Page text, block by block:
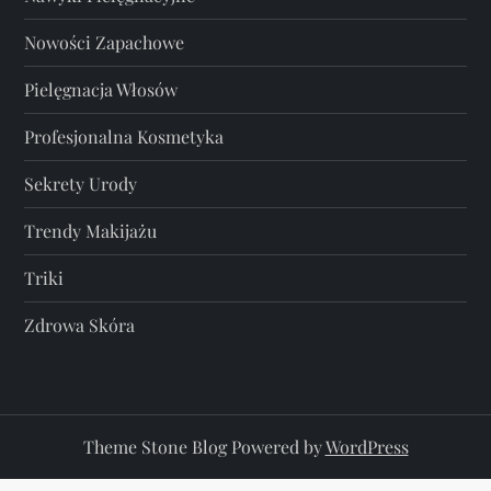
w
a
n
i
e
w
p
s
Nowości Zapachowe
Pielęgnacja Włosów
Profesjonalna Kosmetyka
Sekrety Urody
Trendy Makijażu
Triki
Zdrowa Skóra
Theme Stone Blog Powered byWordPress